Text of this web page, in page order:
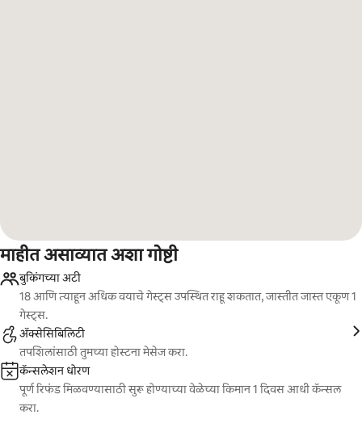
माहीत असाव्यात अशा गोष्टी
बुकिंगच्या अटी
18 आणि त्याहून अधिक वयाचे गेस्ट्स उपस्थित राहू शकतात, जास्तीत जास्त एकूण 1
गेस्ट्स.
ॲक्सेसिबिलिटी
तपशिलांसाठी तुमच्या होस्टना मेसेज करा.
कॅन्सलेशन धोरण
पूर्ण रिफंड मिळवण्यासाठी सुरू होण्याच्या वेळेच्या किमान 1 दिवस आधी कॅन्सल
करा.